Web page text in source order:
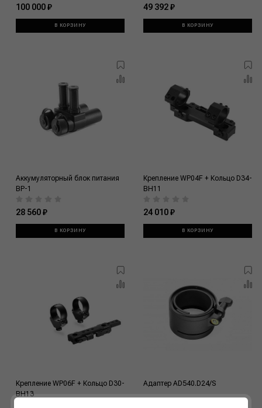
100 000 ₽
В КОРЗИНУ
49 392 ₽
В КОРЗИНУ
Аккумуляторный блок питания
ВР-1
28 560 ₽
В КОРЗИНУ
Крепление WP04F + Кольцо D34-
BH11
24 010 ₽
В КОРЗИНУ
Крепление WP06F + Кольцо D30-
BH13
Адаптер AD540.D24/S